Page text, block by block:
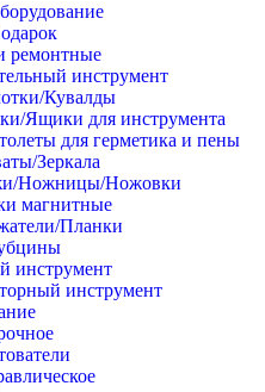
ремонтные
инструмент
Кувалды
Ящики для инструмента
для герметика и пены
Зеркала
Ножницы/Ножовки
магнитные
Планки
инструмент
инструмент